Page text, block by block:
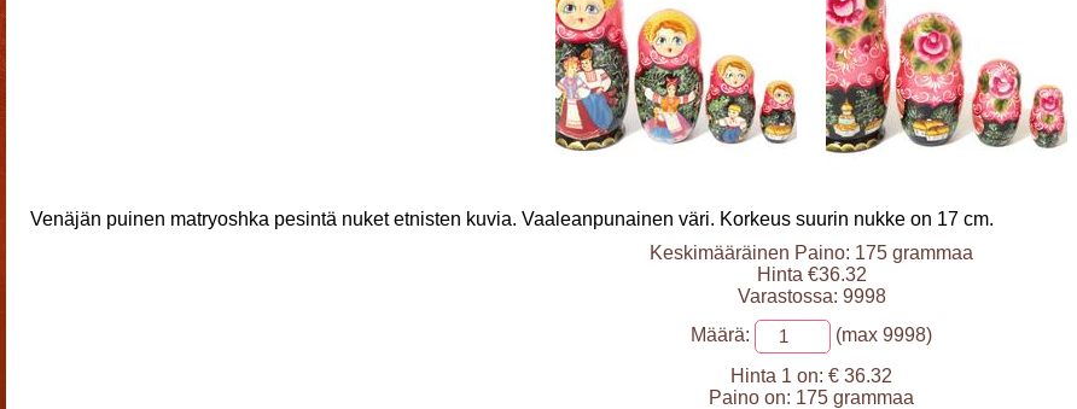
Venäjän puinen matryoshka pesintä nuket etnisten kuvia. Vaaleanpunainen väri. Korkeus suurin nukke on 17 cm.
Keskimääräinen Paino: 175 grammaa
Hinta €36.32
Varastossa: 9998
Määrä:
(max 9998)
Hinta 1 on: € 36.32
Paino on: 175 grammaa